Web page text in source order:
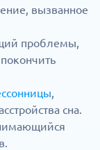
вызванное
проблемы,
,
сна.